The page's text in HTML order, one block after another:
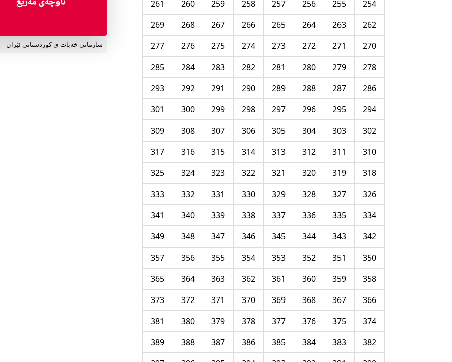
254
255
256
257
258
259
260
261
262
263
264
265
266
267
268
269
270
271
272
273
274
275
276
277
278
279
280
281
282
283
284
285
286
287
288
289
290
291
292
293
294
295
296
297
298
299
300
301
302
303
304
305
306
307
308
309
310
311
312
313
314
315
316
317
318
319
320
321
322
323
324
325
326
327
328
329
330
331
332
333
334
335
336
337
338
339
340
341
342
343
344
345
346
347
348
349
350
351
352
353
354
355
356
357
358
359
360
361
362
363
364
365
366
367
368
369
370
371
372
373
374
375
376
377
378
379
380
381
382
383
384
385
386
387
388
389
سازمانی خەبات ی کوردستانی ئێران